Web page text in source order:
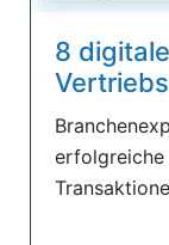
8
erfolgreiche